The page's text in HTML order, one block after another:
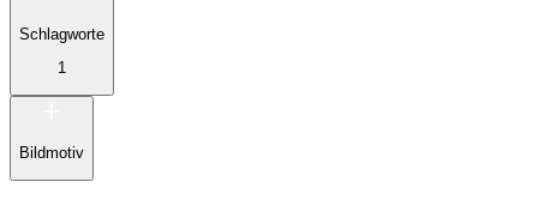
Schlagworte
1
Bildmotiv